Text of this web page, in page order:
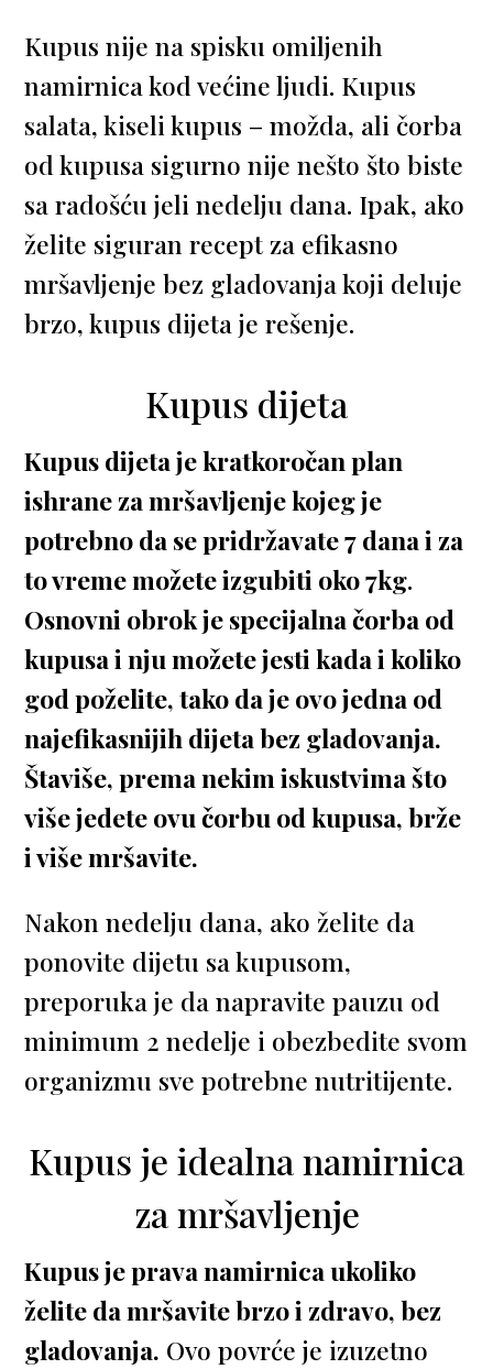
Kupus nije na spisku omiljenih
namirnica kod većine ljudi. Kupus
salata, kiseli kupus – možda, ali čorba
od kupusa sigurno nije nešto što biste
sa radošću jeli nedelju dana. Ipak, ako
želite siguran recept za efikasno
mršavljenje bez gladovanja koji deluje
brzo, kupus dijeta je rešenje.
Kupus dijeta
Kupus dijeta je kratkoročan plan
ishrane za mršavljenje kojeg je
potrebno da se pridržavate 7 dana i za
to vreme možete izgubiti oko 7kg.
Osnovni obrok je specijalna čorba od
kupusa i nju možete jesti kada i koliko
god poželite, tako da je ovo jedna od
najefikasnijih dijeta bez gladovanja.
Štaviše, prema nekim iskustvima što
više jedete ovu čorbu od kupusa, brže
i više mršavite.
Nakon nedelju dana, ako želite da
ponovite dijetu sa kupusom,
preporuka je da napravite pauzu od
minimum 2 nedelje i obezbedite svom
organizmu sve potrebne nutritijente.
Kupus je idealna namirnica
za mršavljenje
Kupus je prava namirnica ukoliko
želite da mršavite brzo i zdravo, bez
gladovanja. Ovo povrće je izuzetno